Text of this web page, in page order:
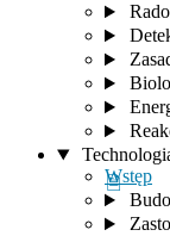
Wstęp